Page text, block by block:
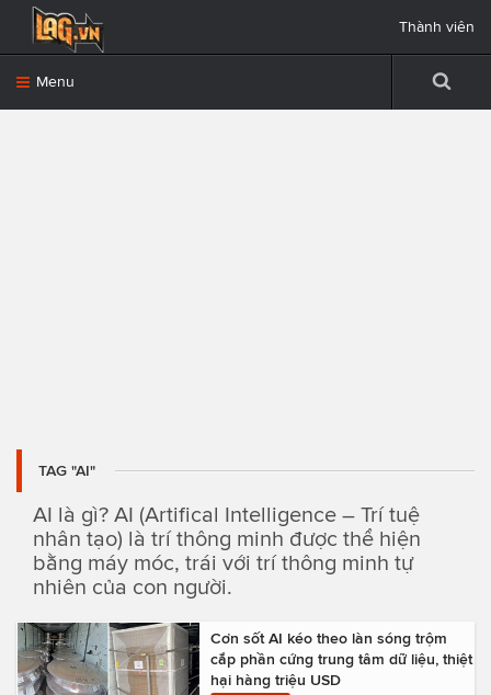
Menu
Thành viên
TAG "AI"
AI là gì? AI (Artifical Intelligence – Trí tuệ
nhân tạo) là trí thông minh được thể hiện
bằng máy móc, trái với trí thông minh tự
nhiên của con người.
Cơn sốt AI kéo theo làn sóng trộm
cắp phần cứng trung tâm dữ liệu, thiệt
hại hàng triệu USD